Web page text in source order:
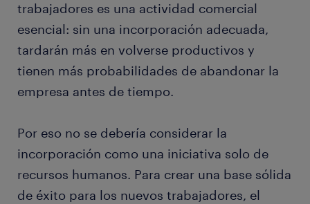
trabajadores es una actividad comercial
esencial: sin una incorporación adecuada,
tardarán más en volverse productivos y
tienen más probabilidades de abandonar la
empresa antes de tiempo.
Por eso no se debería considerar la
incorporación como una iniciativa solo de
recursos humanos. Para crear una base sólida
de éxito para los nuevos trabajadores, el